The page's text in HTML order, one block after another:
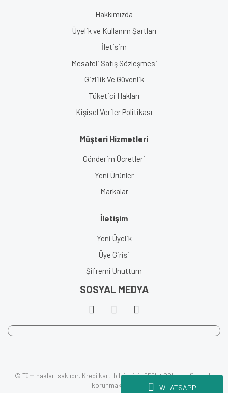
WHATSAPP
Hakkımızda
Üyelik ve Kullanım Şartları
İletişim
Mesafeli Satış Sözleşmesi
Gizlilik Ve Güvenlik
Tüketici Hakları
Kişisel Veriler Politikası
Müşteri Hizmetleri
Gönderim Ücretleri
Yeni Ürünler
Markalar
İletişim
Yeni Üyelik
Üye Girişi
Şifremi Unuttum
SOSYAL MEDYA
© Tüm hakları saklıdır. Kredi kartı bilgileriniz 256bit SSL sertifikası ile
korunmaktadır.